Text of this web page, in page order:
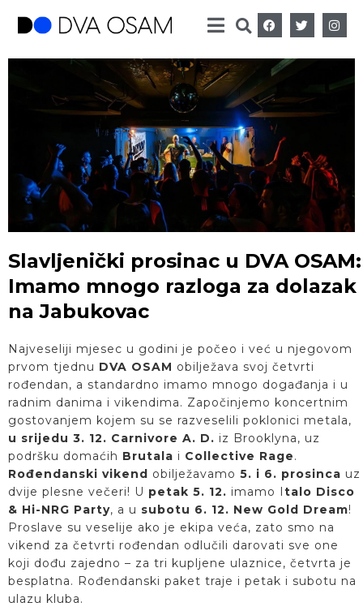
Slavljenički prosinac u DVA OSAM:
Imamo mnogo razloga za dolazak
na Jabukovac
Najveseliji mjesec u godini je počeo i već u njegovom
prvom tjednu DVA OSAM obilježava svoj četvrti
rođendan, a standardno imamo mnogo događanja i u
radnim danima i vikendima. Započinjemo koncertnim
gostovanjem kojem su se razveselili poklonici metala,
u srijedu 3. 12. Carnivore A. D. iz Brooklyna, uz
podršku domaćih Brutala i Collective Rage.
Rođendanski vikend obilježavamo 5. i 6. prosinca uz
dvije plesne večeri! U petak 5. 12. imamo Italo Disco
& Hi-NRG Party, a u subotu 6. 12. New Gold Dream!
Proslave su veselije ako je ekipa veća, zato smo na
vikend za četvrti rođendan odlučili darovati sve one
koji dođu zajedno – za tri kupljene ulaznice, četvrta je
besplatna. Rođendanski paket traje i petak i subotu na
ulazu kluba.